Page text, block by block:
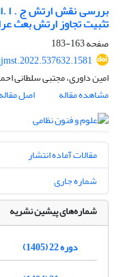
بررسی نقش ارتش ج . ا
تثبیت تجاوز ارتش بعث
صفحه163-183
امین داوری، مجتبی سلطانی
مشاهده مقاله
اصل مقاله
مقالات آماده انتشار
شماره جاری
شماره‌های پیشین نشریه
دوره 22 (1405)